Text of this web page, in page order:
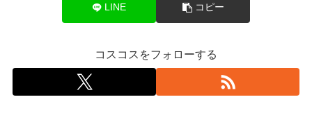
LINE コピー
コスコスをフォローする